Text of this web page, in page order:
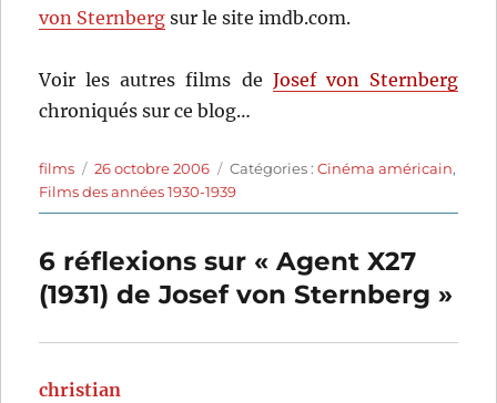
von Sternberg sur le site imdb.com.
Voir les autres films de Josef von Sternberg
chroniqués sur ce blog…
Auteur
films
Publié
le
26 octobre 2006 Catégories
Catégories :Cinéma américain,
Films des années 1930-1939
6 réflexions sur « Agent X27
(1931) de Josef von Sternberg »
christian